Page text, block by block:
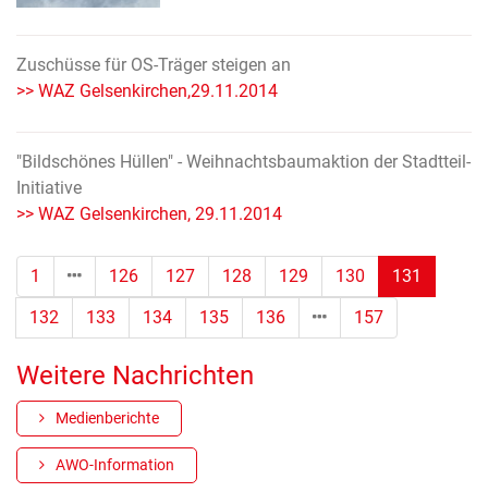
Zuschüsse für OS-Träger steigen an
>> WAZ Gelsenkirchen,29.11.2014
"Bildschönes Hüllen" - Weihnachtsbaumaktion der Stadtteil-
Initiative
>> WAZ Gelsenkirchen, 29.11.2014
1 126 127 128 129 130 131
132 133 134 135 136 157
Weitere Nachrichten
Medienberichte
AWO-Information